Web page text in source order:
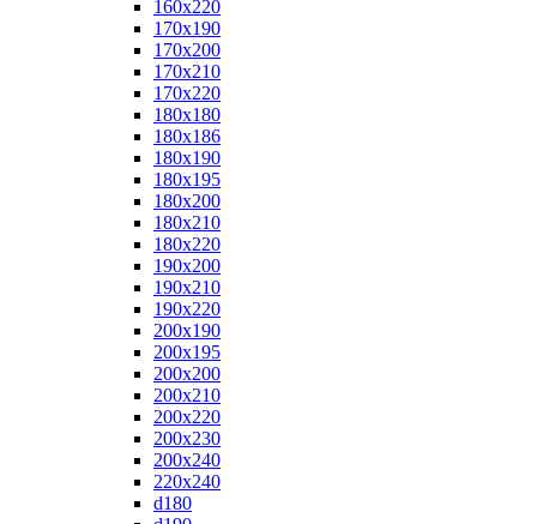
160x220
170x190
170x200
170x210
170x220
180x180
180x186
180x190
180x195
180x200
180x210
180x220
190x200
190x210
190x220
200x190
200x195
200x200
200x210
200x220
200x230
200x240
220x240
d180